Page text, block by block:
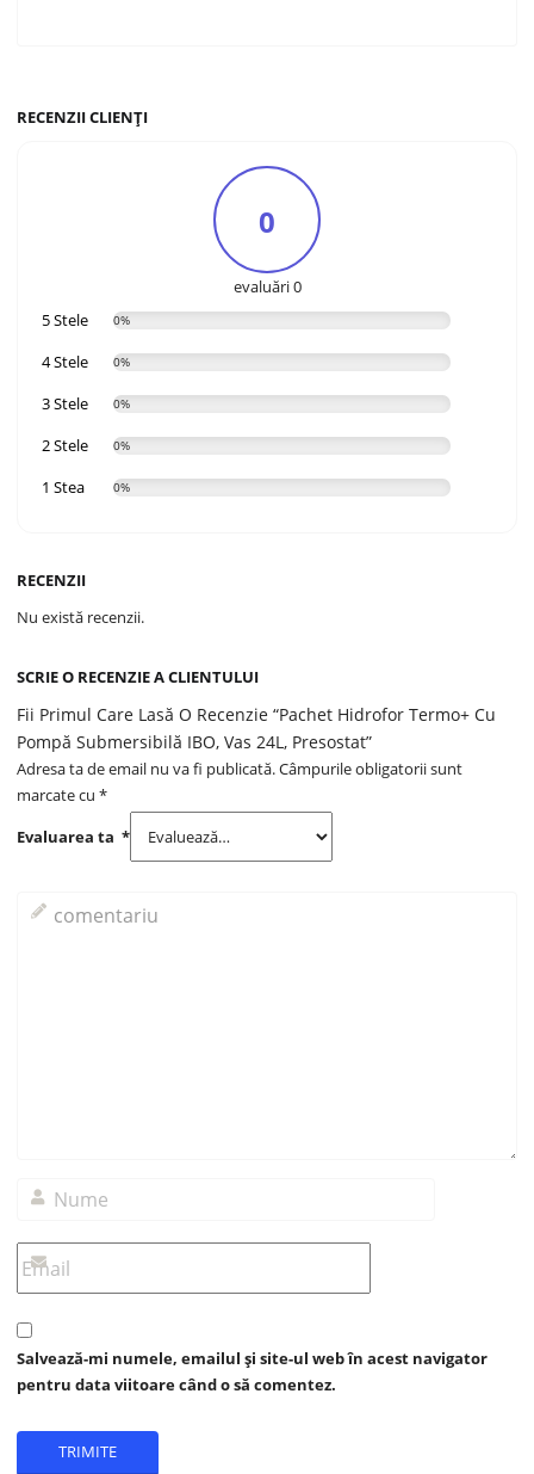
RECENZII CLIENȚI
0
evaluări 0
5 Stele
0%
4 Stele 0%
3 Stele 0%
2 Stele 0%
1 Stea 0%
RECENZII
Nu există recenzii.
SCRIE O RECENZIE A CLIENTULUI
Fii Primul Care Lasă O Recenzie “Pachet Hidrofor Termo+ Cu
Pompă Submersibilă IBO, Vas 24L, Presostat”
Adresa ta de email nu va fi publicată.Câmpurile obligatorii sunt
marcate cu*
Evaluarea ta*
Salvează-mi numele, emailul și site-ul web în acest navigator
pentru data viitoare când o să comentez.